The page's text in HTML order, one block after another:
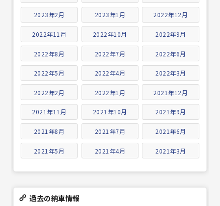
2023年2月 2023年1月 2022年12月
2022年11月 2022年10月 2022年9月
2022年8月 2022年7月 2022年6月
2022年5月 2022年4月 2022年3月
2022年2月 2022年1月 2021年12月
2021年11月 2021年10月 2021年9月
2021年8月 2021年7月 2021年6月
2021年5月 2021年4月 2021年3月
過去の納車情報